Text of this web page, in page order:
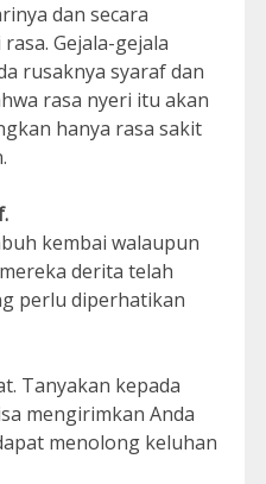
dan secara
Gejala-gejala
rusaknya syaraf dan
rasa nyeri itu akan
hanya rasa sakit
kembai walaupun
derita telah
perlu diperhatikan
Tanyakan kepada
mengirimkan Anda
menolong keluhan